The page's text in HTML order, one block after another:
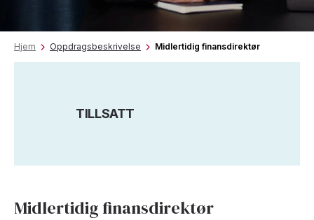
Hjem Oppdragsbeskrivelse Midlertidig finansdirektør
TILLSATT
Midlertidig finansdirektør